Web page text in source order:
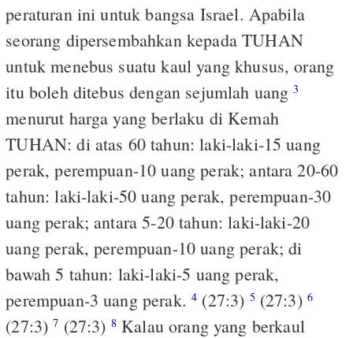
peraturan ini untuk bangsa Israel. Apabila
seorang dipersembahkan kepada TUHAN
untuk menebus suatu kaul yang khusus, orang
itu boleh ditebus dengan sejumlah uang3
menurut harga yang berlaku di Kemah
TUHAN: di atas 60 tahun: laki-laki-15 uang
perak, perempuan-10 uang perak; antara 20-60
tahun: laki-laki-50 uang perak, perempuan-30
uang perak; antara 5-20 tahun: laki-laki-20
uang perak, perempuan-10 uang perak; di
bawah 5 tahun: laki-laki-5 uang perak,
perempuan-3 uang perak.4 (27:3) 5 (27:3) 6
(27:3)7 (27:3) 8Kalau orang yang berkaul